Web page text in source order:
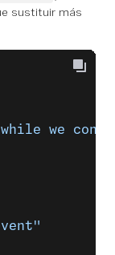
sustituir más
we